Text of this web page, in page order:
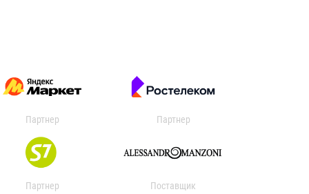
Партнер Партнер
Партнер Поставщик